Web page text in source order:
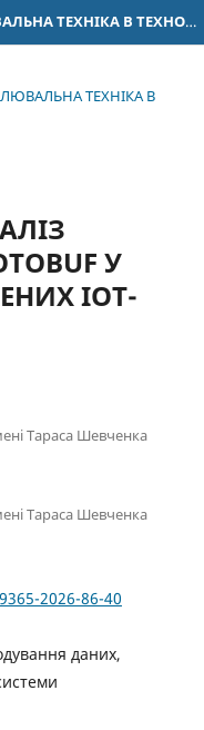
ВИМІРЮВАЛЬНА ТА ОБЧИСЛЮВАЛЬНА ТЕХНІКА В ТЕХНОЛОГІЧНИХ ПРОЦЕСАХ
ТЕХНІКА В
У
IOT-
Тараса Шевченка
Тараса Шевченка
2026-86-40
даних,